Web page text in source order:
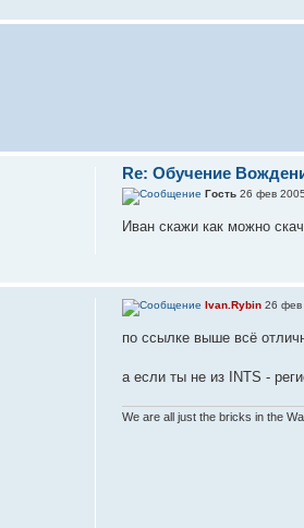
Re: Обучение
Гость26 фев
Иван скажи как можно
Ivan.Rybin26 фев
по ссылке выше всё
а если ты не из INTS -
We are all just the bricks in the